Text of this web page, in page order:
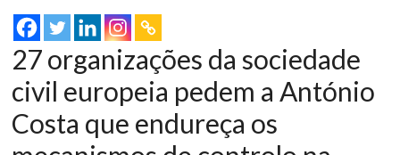
27 organizações da sociedade
civil europeia pedem a António
Costa que endureça os